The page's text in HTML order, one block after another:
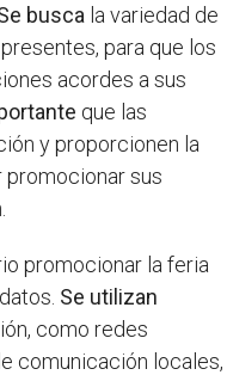
busca la variedad de
para que los
acordes a sus
que las
y proporcionen la
promocionar sus
promocionar la feria
Se utilizan
como redes
comunicación locales,